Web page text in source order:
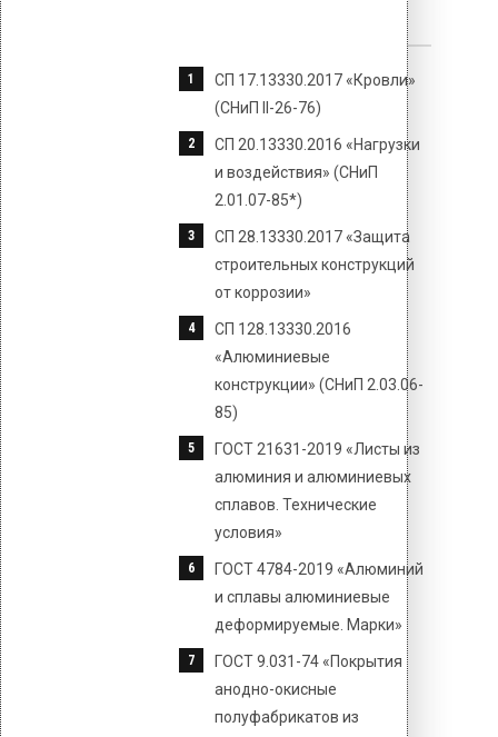
СП 17.13330.2017 «Кровли»
(СНиП II-26-76)
СП 20.13330.2016 «Нагрузки
и воздействия» (СНиП
2.01.07-85*)
СП 28.13330.2017 «Защита
строительных конструкций
от коррозии»
СП 128.13330.2016
«Алюминиевые
конструкции» (СНиП 2.03.06-
85)
ГОСТ 21631-2019 «Листы из
алюминия и алюминиевых
сплавов. Технические
условия»
ГОСТ 4784-2019 «Алюминий
и сплавы алюминиевые
деформируемые. Марки»
ГОСТ 9.031-74 «Покрытия
анодно-окисные
полуфабрикатов из